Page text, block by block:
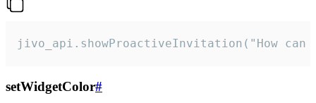
jivo_api.showProactiveInvitation("How
setWidgetColor#